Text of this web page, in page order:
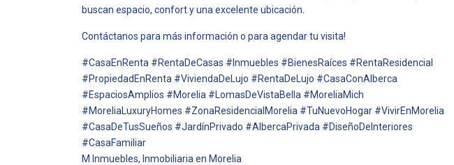
buscan espacio, confort y una excelente ubicación.
Contáctanos para más información o para agendar tu visita!
#CasaEnRenta #RentaDeCasas #Inmuebles #BienesRaíces #RentaResidencial
#PropiedadEnRenta #ViviendaDeLujo #RentaDeLujo #CasaConAlberca
#EspaciosAmplios #Morelia #LomasDeVistaBella #MoreliaMich
#MoreliaLuxuryHomes #ZonaResidencialMorelia #TuNuevoHogar #VivirEnMorelia
#CasaDeTusSueños #JardínPrivado #AlbercaPrivada #DiseñoDeInteriores
#CasaFamiliar
M Inmuebles, Inmobiliaria en Morelia